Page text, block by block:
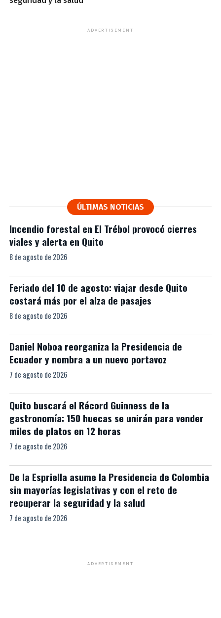
ADVERTISEMENT
ÚLTIMAS NOTICIAS
Incendio forestal en El Trébol provocó cierres
viales y alerta en Quito
8 de agosto de 2026
Feriado del 10 de agosto: viajar desde Quito
costará más por el alza de pasajes
8 de agosto de 2026
Daniel Noboa reorganiza la Presidencia de
Ecuador y nombra a un nuevo portavoz
7 de agosto de 2026
Quito buscará el Récord Guinness de la
gastronomía: 150 huecas se unirán para vender
miles de platos en 12 horas
7 de agosto de 2026
De la Espriella asume la Presidencia de Colombia
sin mayorías legislativas y con el reto de
recuperar la seguridad y la salud
7 de agosto de 2026
ADVERTISEMENT